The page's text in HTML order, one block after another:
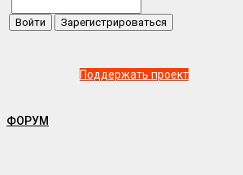
Поддержать проект
ФОРУМ